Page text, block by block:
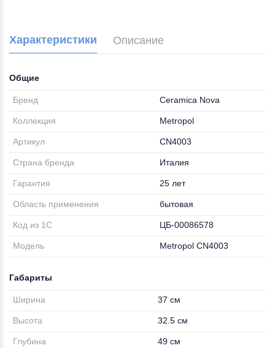
Характеристики Описание
Общие
Бренд Ceramica Nova
Коллекция Metropol
Артикул CN4003
Страна бренда Италия
Гарантия 25 лет
Область применения бытовая
Код из 1С ЦБ-00086578
Модель Metropol CN4003
Габариты
Ширина 37 см
Высота 32.5 см
Глубина 49 см